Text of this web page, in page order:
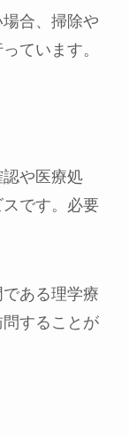
合、掃除や
ています。
や医療処
です。必要
ある理学療
することが